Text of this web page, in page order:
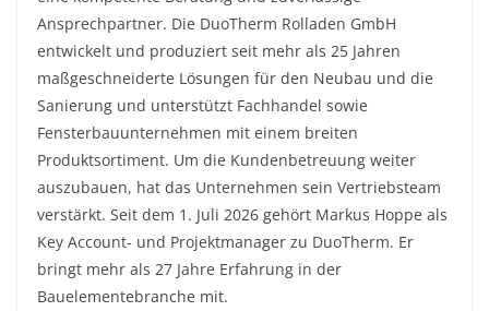
Ansprechpartner. Die DuoTherm Rolladen GmbH
entwickelt und produziert seit mehr als 25 Jahren
maßgeschneiderte Lösungen für den Neubau und die
Sanierung und unterstützt Fachhandel sowie
Fensterbauunternehmen mit einem breiten
Produktsortiment. Um die Kundenbetreuung weiter
auszubauen, hat das Unternehmen sein Vertriebsteam
verstärkt. Seit dem 1. Juli 2026 gehört Markus Hoppe als
Key Account- und Projektmanager zu DuoTherm. Er
bringt mehr als 27 Jahre Erfahrung in der
Bauelementebranche mit.